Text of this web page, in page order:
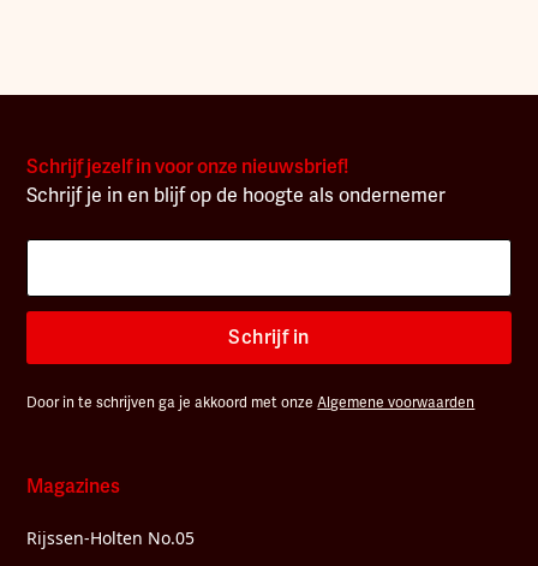
Schrijf jezelf in voor onze nieuwsbrief!
Schrijf je in en blijf op de hoogte als ondernemer
Schrijf in
Door in te schrijven ga je akkoord met onzeAlgemene voorwaarden
Magazines
Rijssen-Holten No.05